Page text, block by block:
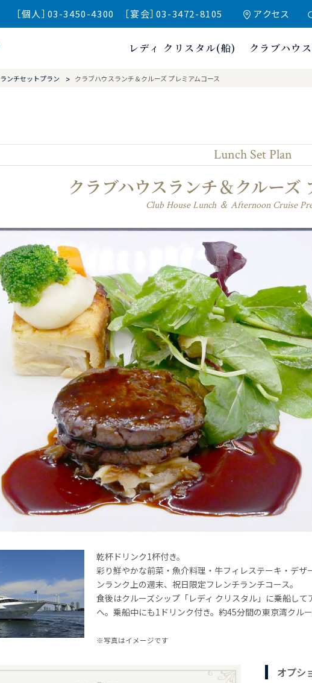
［個人］03-3450-4300 ［宴会］03-3472-8105 アクセス
ザ・クルーズクラブ東京
レディ クリスタル(船) クラブハウ
ランチセットプラン クラブハウスランチ＆クルーズ プレミアムコース
Lunch Set Plan
クラブハウスランチ＆クルーズ
Club House Lunch ＆ Afternoon Cruise
乾杯ドリンク1杯付き。
彩り鮮やかな前菜・魚介料理・牛フィレステーキ・デザ
ンランク上の週末、祝日限定フレンチランチコース。
食後はクルーズシップ「レディ クリスタル」に乗船して
へ。乗船中にも1ドリンク付き。約45分間の東京湾クル
※写真はイメージです
オプシ